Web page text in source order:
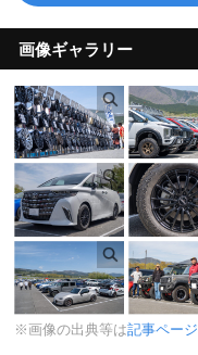
画像ギャラリー
※画像の出典等は記事ページ